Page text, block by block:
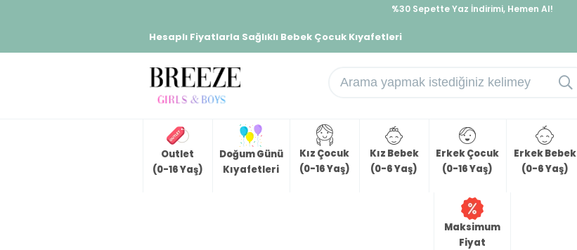
%30 Sepette Yaz İndirimi, Hemen Al!
Hesaplı Fiyatlarla Sağlıklı Bebek Çocuk Kıyafetleri
Outlet
(0-16 Yaş)
Doğum Günü
Kıyafetleri
Kız Çocuk
(0-16 Yaş)
Kız Bebek
(0-6 Yaş)
Erkek Çocuk
(0-16 Yaş)
Erkek Bebek
(0-6 Yaş)
Maksimum
Fiyat